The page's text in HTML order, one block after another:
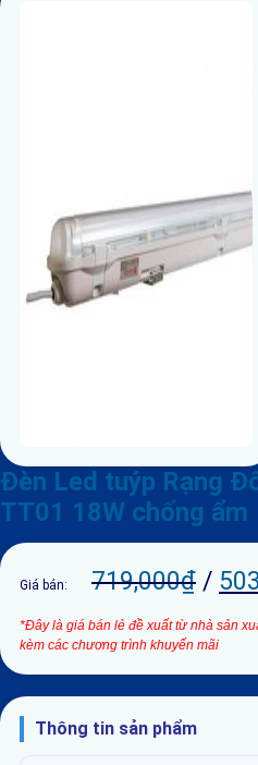
Đèn Led tuýp Rạng
TT01 18W chống ẩm
Giá bán: 719,000₫ /
*Đây là giá bán lẻ đề xuất từ nhà sản
kèm các chương trình khuyến mãi
Thông tin sản phẩm